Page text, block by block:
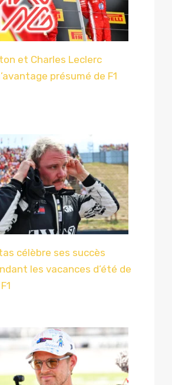
et Charles Leclerc
présumé de F1
célèbre ses succès
les vacances d’été de